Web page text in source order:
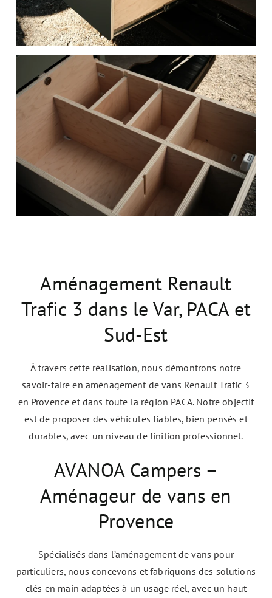
Aménagement Renault
Trafic 3 dans le Var, PACA et
Sud-Est
À travers cette réalisation, nous démontrons notre
savoir-faire en aménagement de vans Renault Trafic 3
en Provence et dans toute la région PACA. Notre objectif
est de proposer des véhicules fiables, bien pensés et
durables, avec un niveau de finition professionnel.
AVANOA Campers –
Aménageur de vans en
Provence
Spécialisés dans l’aménagement de vans pour
particuliers, nous concevons et fabriquons des solutions
clés en main adaptées à un usage réel, avec un haut